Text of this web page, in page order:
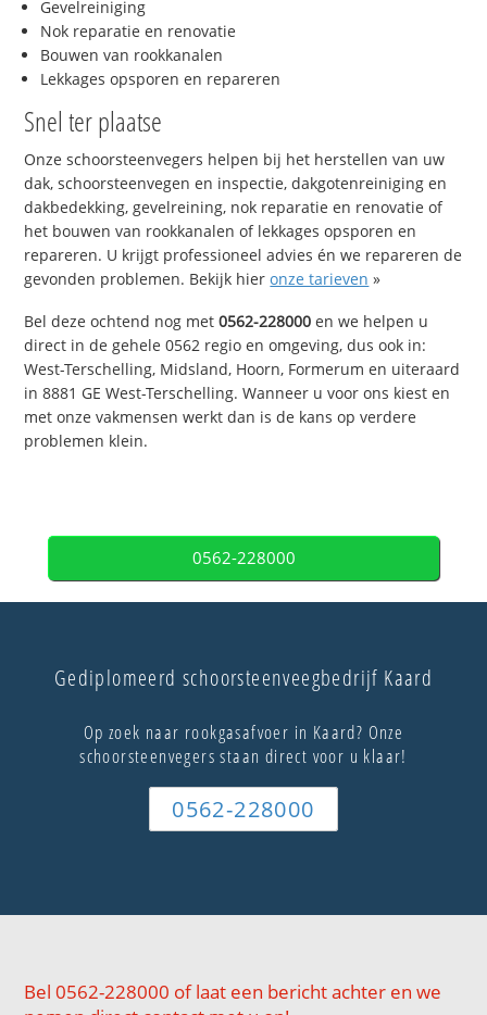
Gevelreiniging
Nok reparatie en renovatie
Bouwen van rookkanalen
Lekkages opsporen en repareren
Snel ter plaatse
Onze schoorsteenvegers helpen bij het herstellen van uw
dak, schoorsteenvegen en inspectie, dakgotenreiniging en
dakbedekking, gevelreining, nok reparatie en renovatie of
het bouwen van rookkanalen of lekkages opsporen en
repareren. U krijgt professioneel advies én we repareren de
gevonden problemen. Bekijk hieronze tarieven »
Bel deze ochtend nog met0562-228000 en we helpen u
direct in de gehele 0562 regio en omgeving, dus ook in:
West-Terschelling, Midsland, Hoorn, Formerum en uiteraard
in 8881 GE West-Terschelling. Wanneer u voor ons kiest en
met onze vakmensen werkt dan is de kans op verdere
problemen klein.
0562-228000
Gediplomeerd schoorsteenveegbedrijf Kaard
Op zoek naar rookgasafvoer in Kaard? Onze
schoorsteenvegers staan direct voor u klaar!
0562-228000
Bel 0562-228000 of laat een bericht achter en we